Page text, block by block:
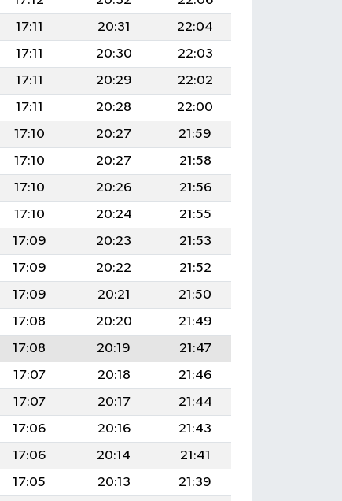
17:11 20:31
22:04
17:11 20:30
22:03
17:11 20:29
22:02
17:11 20:28
22:00
17:10 20:27
21:59
17:10 20:27
21:58
17:10 20:26
21:56
17:10 20:24
21:55
17:09 20:23
21:53
17:09 20:22
21:52
17:09 20:21
21:50
17:08 20:20
21:49
17:08 20:19
21:47
17:07 20:18
21:46
17:07 20:17
21:44
17:06 20:16
21:43
17:06 20:14
21:41
17:05 20:13
21:39